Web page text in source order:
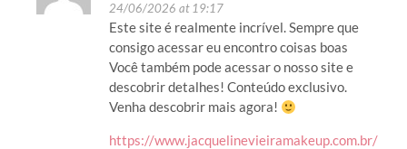
24/06/2026 at 19:17
Este site é realmente incrível. Sempre que
consigo acessar eu encontro coisas boas
Você também pode acessar o nosso site e
descobrir detalhes! Conteúdo exclusivo.
Venha descobrir mais agora!
https://www.jacquelinevieiramakeup.com.br/